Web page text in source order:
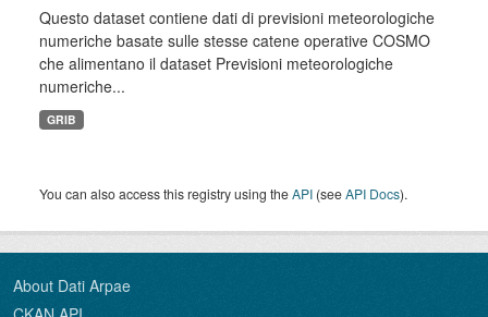
Questo dataset contiene dati di previsioni meteorologiche
numeriche basate sulle stesse catene operative COSMO
che alimentano il dataset Previsioni meteorologiche
numeriche...
GRIB
You can also access this registry using theAPI (seeAPI Docs).
About Dati Arpae